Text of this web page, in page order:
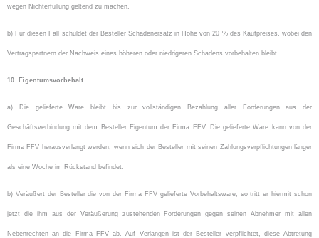
wegen Nichterfüllung geltend zu machen.
b) Für diesen Fall schuldet der Besteller Schadenersatz in Höhe von 20 % des Kaufpreises, wobei den
Vertragspartnern der Nachweis eines höheren oder niedrigeren Schadens vorbehalten bleibt.
10. Eigentumsvorbehalt
a) Die gelieferte Ware bleibt bis zur vollständigen Bezahlung aller Forderungen aus der
Geschäftsverbindung mit dem Besteller Eigentum der Firma FFV. Die gelieferte Ware kann von der
Firma FFV herausverlangt werden, wenn sich der Besteller mit seinen Zahlungsverpflichtungen länger
als eine Woche im Rückstand befindet.
b) Veräußert der Besteller die von der Firma FFV gelieferte Vorbehaltsware, so tritt er hiermit schon
jetzt die ihm aus der Veräußerung zustehenden Forderungen gegen seinen Abnehmer mit allen
Nebenrechten an die Firma FFV ab. Auf Verlangen ist der Besteller verpflichtet, diese Abtretung